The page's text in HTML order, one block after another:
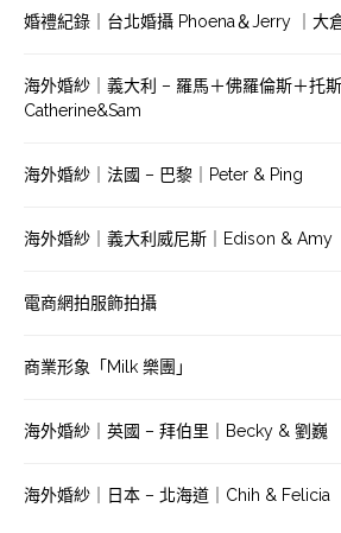
婚禮紀錄｜台北婚攝 Phoena＆Jerry ｜大
海外婚紗｜義大利 – 羅馬＋佛羅倫斯＋托斯
Catherine&Sam
海外婚紗｜法國 – 巴黎｜Peter & Ping
海外婚紗｜義大利威尼斯｜Edison & Amy
電商網拍服飾拍攝
商業形象「Milk 樂團」
海外婚紗｜英國 – 拜伯里｜Becky & 劉巍
海外婚紗｜日本 – 北海道｜Chih & Felicia